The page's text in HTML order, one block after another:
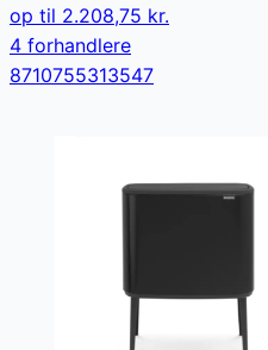
op til 2.208,75 kr.
4 forhandlere
8710755313547